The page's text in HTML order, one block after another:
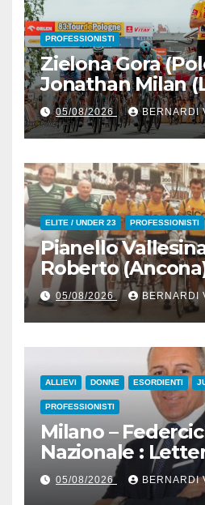
PROFESSIONISTI
Zielona Gora
Jonathan Milan
Vince la terza
seguito e in
all’83° Giro di
05/08/2026 BERNARDI
ELITE / UNDER 23 PROFESSIONISTI
Pianello
Roberto
Alderino
Sportivo
Gentile
05/08/2026 BERNARDI
ALLIEVI DONNE ESORDIENTI
PROFESSIONISTI
Milano –
Nazionale :
Presidente
Dagnoni
05/08/2026 BERNARDI